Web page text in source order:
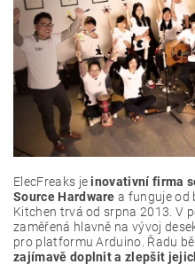
ElecFreaks jeinovativní firma
Source Hardware a funguje od
Kitchen trvá od srpna 2013. V
zaměřená hlavně na vývoj
pro platformu Arduino. Řadu
zajímavě doplnit a zlepšit